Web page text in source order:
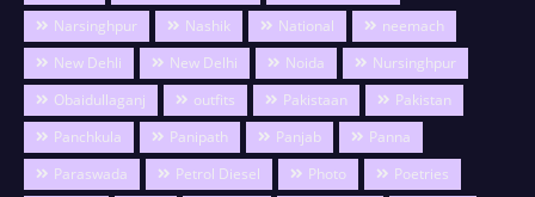
Narsinghpur
Nashik National
neemach
New Dehli
New Delhi Noida
Nursinghpur
Obaidullaganj
outfits Pakistaan
Pakistan
Panchkula
Panipath Panjab
Panna
Paraswada
Petrol Diesel Photo
Poetries